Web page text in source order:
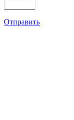
Отправить